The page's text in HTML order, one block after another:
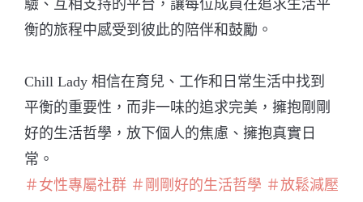
驗、互相支持的平台，讓每位成員在追求生活平
衡的旅程中感受到彼此的陪伴和鼓勵。
Chill Lady 相信在育兒、工作和日常生活中找到
平衡的重要性，而非一味的追求完美，擁抱剛剛
好的生活哲學，放下個人的焦慮、擁抱真實日
常。
＃女性專屬社群 ＃剛剛好的生活哲學 ＃放鬆減壓